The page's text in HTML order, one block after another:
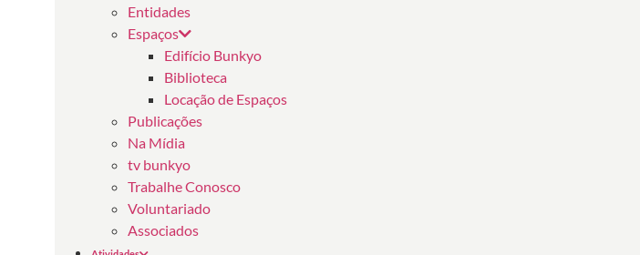
Entidades
Espaços
Edifício Bunkyo
Biblioteca
Locação de Espaços
Publicações
Na Mídia
tv bunkyo
Trabalhe Conosco
Voluntariado
Associados